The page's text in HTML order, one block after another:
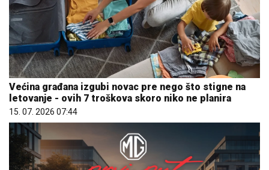
Većina građana izgubi novac pre nego što stigne na
letovanje - ovih 7 troškova skoro niko ne planira
15. 07. 2026 07:44